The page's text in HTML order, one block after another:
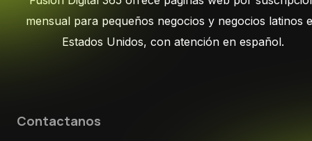
mensual para pequeños negocios y negocios latinos
Estados Unidos, con atención en español.
Contactanos